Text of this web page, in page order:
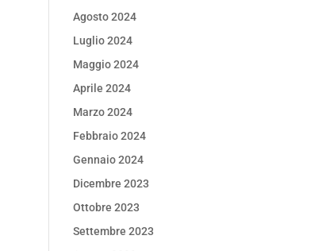
Agosto 2024
Luglio 2024
Maggio 2024
Aprile 2024
Marzo 2024
Febbraio 2024
Gennaio 2024
Dicembre 2023
Ottobre 2023
Settembre 2023